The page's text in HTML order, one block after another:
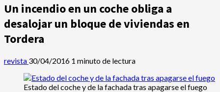
Un incendio en un coche obliga a
desalojar un bloque de viviendas en
Tordera
revista 30/04/2016 1 minuto de lectura
Estado del coche y de la fachada tras apagarse el fuego